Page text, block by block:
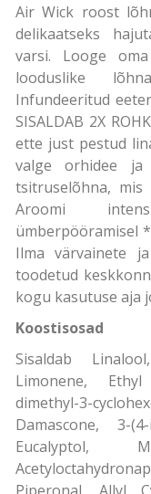
Air Wick roost
delikaatseks
varsi. Looge
looduslike
Infundeeritud
SISALDAB 2X
ette just pestud
valge orhidee
tsitruselõhna,
Aroomi
ümberpööramisel
Ilma värvainete
toodetud
kogu kasutuse aja
Koostisosad
Sisaldab
Limonene, Ethyl
dimethyl-3-
Damascone, 3-
Eucalyptol,